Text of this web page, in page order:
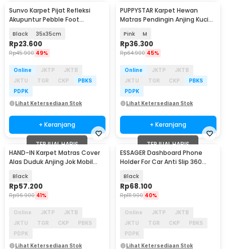
Sunvo Karpet Pijat Refleksi
Akupuntur Pebble Foot
Black 35x35cm
Rp23.600
Rp45.900 49%
Online JKTP
JKTB
JKTU
TGR CKP
PBKS
PDPK
Lihat Ketersediaan Stok
+ Keranjang
PUPPYSTAR Karpet Hewan
Matras Pendingin Anjing Kucing
Pink M
Rp36.300
Rp64.900 45%
Online JKTP
JKTB
JKTU
TGR CKP
PBKS
PDPK
Lihat Ketersediaan Stok
+ Keranjang
TERJUAL HABIS
HAND-IN Karpet Matras Cover
Alas Duduk Anjing Jok Mobil
Black
Rp57.200
Rp96.900 41%
Online JKTP
JKTB
JKTU
TGR CKP
PBKS
PDPK
Lihat Ketersediaan Stok
TERJUAL HABIS
ESSAGER Dashboard Phone
Holder For Car Anti Slip 360
Black
Rp68.100
Rp111.900 40%
Online JKTP
JKTB
JKTU
TGR CKP
PBKS
PDPK
Lihat Ketersediaan Stok